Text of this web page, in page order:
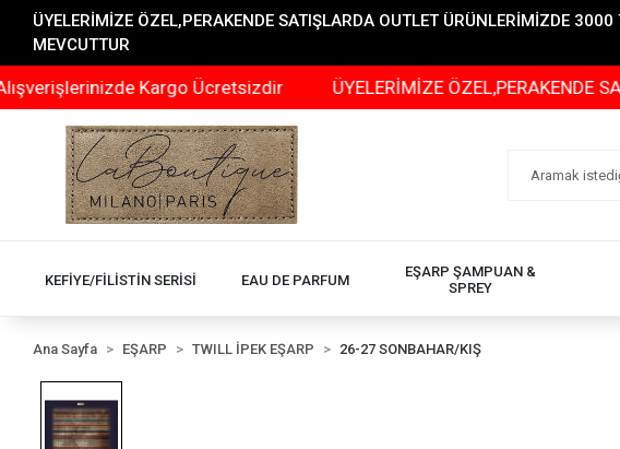
ÜYELERİMİZE ÖZEL,PERAKENDE SATIŞLARDA OUTLET ÜRÜNLERİMİZDE
MEVCUTTUR
Kargo Ücretsizdir ÜYELERİMİZE ÖZEL,PERAKENDE
KEFİYE/FİLİSTİN SERİSİ EAU DE PARFUM
EŞARP ŞAMPUAN &
SPREY
Ana Sayfa EŞARP TWILL İPEK EŞARP 26-27 SONBAHAR/KIŞ